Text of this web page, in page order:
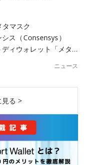
マスク
ス（Consensys）
ィウォレット「メタ…
ニュース
見る >